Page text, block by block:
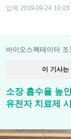
입력 2019-09-24 10:03
바이오스펙테이터
이 기사는
소장 흡수율 높
유전자 치료제